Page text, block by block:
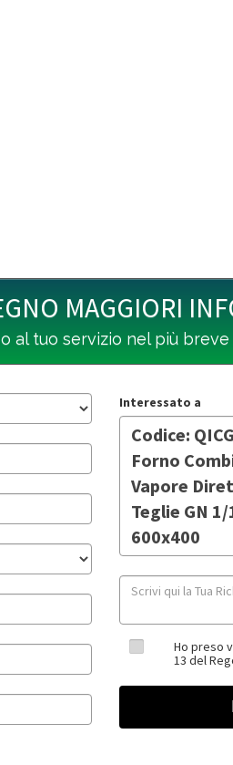
MAGGIORI
al tuo servizio nel più
Interessato a
Ho preso
13 del